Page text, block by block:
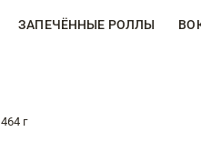
ЗАПЕЧЁННЫЕ РОЛЛЫ
464 г